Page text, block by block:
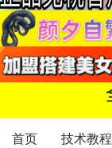
首页 技术教程